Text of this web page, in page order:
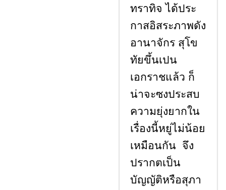
ทราทิจ ได้ประ
กาสอิสระภาพดัง
อานาจักร สุโข
ทัยขึ้นเปน
เอกราชแล้ว ก็
น่าจะซงประสบ
ความยุ่งยากใน
เรื่องนี้หยู่ไม่น้อย
เหมือนกัน จึง
ปรากตเป็น
บัญญัติหรือสุภา